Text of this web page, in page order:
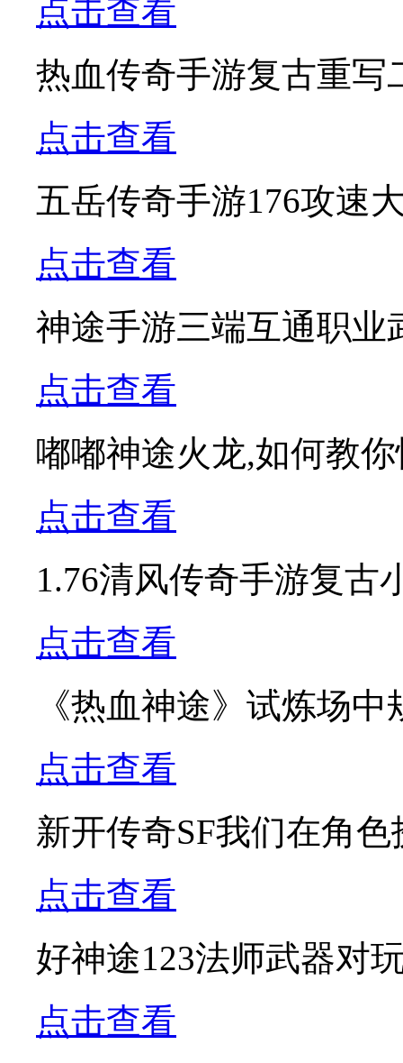
点击查看
热血传奇手游复古重写
点击查看
五岳传奇手游176攻速
点击查看
神途手游三端互通职业
点击查看
嘟嘟神途火龙,如何教
点击查看
1.76清风传奇手游复古
点击查看
《热血神途》试炼场
点击查看
新开传奇SF我们在角
点击查看
好神途123法师武器对
点击查看